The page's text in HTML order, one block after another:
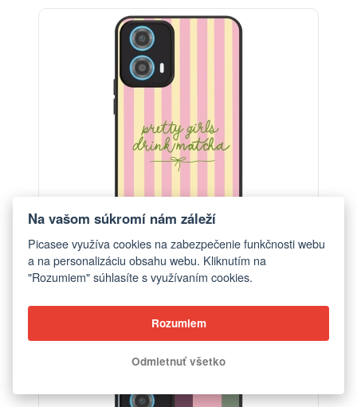
Obal pre Motorola Moto G34 5G - Pretty matcha
od €22,40
Na vašom súkromí nám záleží
Picasee využíva cookies na zabezpečenie funkčnosti webu
a na personalizáciu obsahu webu. Kliknutím na
"Rozumiem" súhlasíte s využívaním cookies.
Rozumiem
Odmietnuť všetko